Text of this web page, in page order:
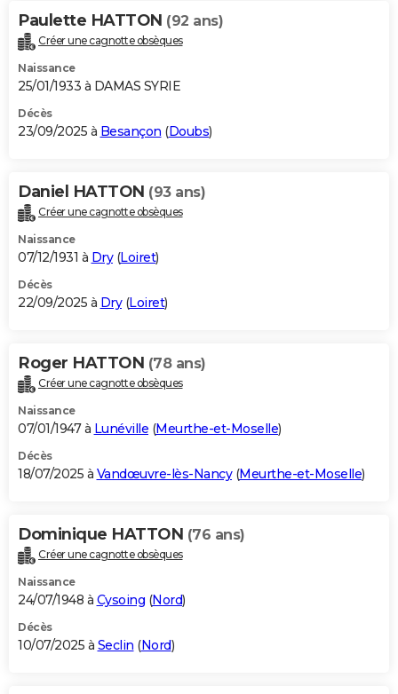
Paulette HATTON (92 ans)
Créer une cagnotte obsèques
Naissance
25/01/1933 à DAMAS SYRIE
Décès
23/09/2025 à Besançon (Doubs)
Daniel HATTON (93 ans)
Créer une cagnotte obsèques
Naissance
07/12/1931 à Dry(Loiret)
Décès
22/09/2025 à Dry(Loiret)
Roger HATTON (78 ans)
Créer une cagnotte obsèques
Naissance
07/01/1947 à Lunéville (Meurthe-et-Moselle)
Décès
18/07/2025 à Vandœuvre-lès-Nancy(Meurthe-et-Moselle)
Dominique HATTON (76 ans)
Créer une cagnotte obsèques
Naissance
24/07/1948 à Cysoing (Nord)
Décès
10/07/2025 à Seclin (Nord)